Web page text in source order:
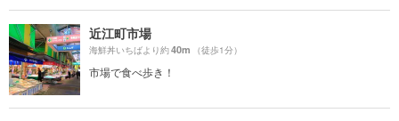
近江町市場
海鮮丼いちばより約40m （徒歩1分）
市場で食べ歩き！